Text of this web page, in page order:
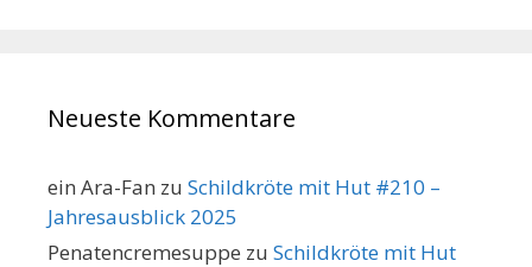
Neueste Kommentare
ein Ara-Fan zu Schildkröte mit Hut #210 –
Jahresausblick 2025
Penatencremesuppe zu Schildkröte mit Hut